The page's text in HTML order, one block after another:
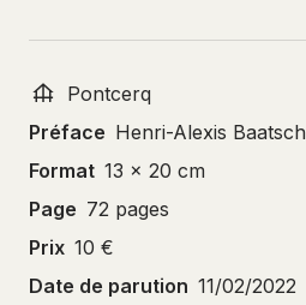
Pontcerq
Préface Henri-Alexis Baatsch
Format 13 x 20 cm
Page 72 pages
Prix 10 €
Date de parution 11/02/2022